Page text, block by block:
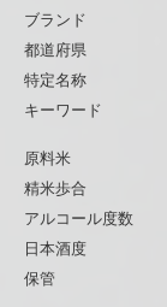
ブランド
都道府県
特定名称
キーワード
原料米
精米歩合
アルコール度数
日本酒度
保管